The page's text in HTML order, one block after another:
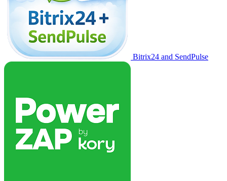
Bitrix24 and SendPulse